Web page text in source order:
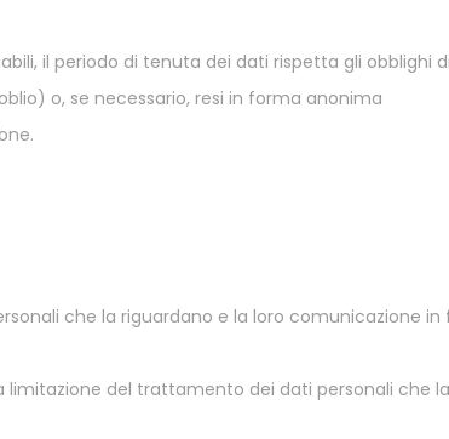
il periodo di tenuta dei dati rispetta gli obblighi
o, se necessario, resi in forma anonima
che la riguardano e la loro comunicazione in
limitazione del trattamento dei dati personali che la